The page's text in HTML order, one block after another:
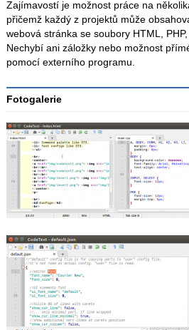
Zajímavostí je možnost práce na
přičemž každý z projektů může
webová stránka se soubory HTML,
Nechybí ani záložky nebo možnost
pomocí externího programu.
Fotogalerie